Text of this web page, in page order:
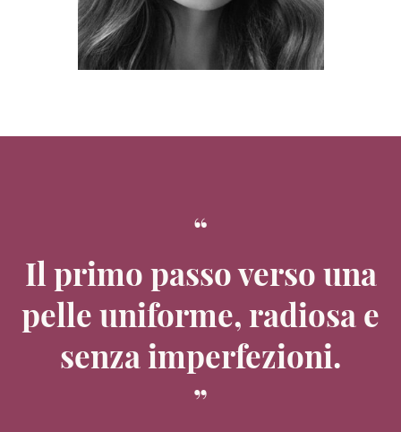
Il primo passo verso una
pelle uniforme, radiosa e
senza imperfezioni.